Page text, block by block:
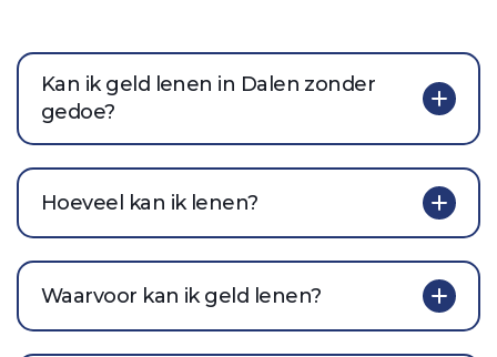
Kan ik geld lenen in Dalen zonder
gedoe?
Hoeveel kan ik lenen?
Waarvoor kan ik geld lenen?